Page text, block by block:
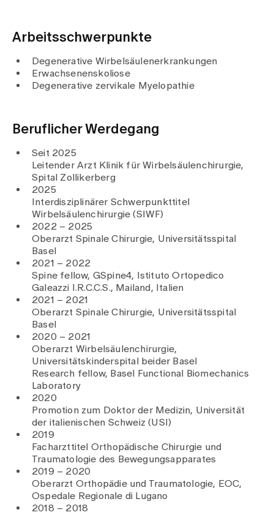
Arbeitsschwerpunkte
Degenerative Wirbelsäulenerkrankungen
Erwachsenenskoliose
Degenerative zervikale Myelopathie
Beruflicher Werdegang
Seit 2025
Leitender Arzt Klinik für Wirbelsäulenchirurgie,
Spital Zollikerberg
2025
Interdisziplinärer Schwerpunkttitel
Wirbelsäulenchirurgie (SIWF)
2022 – 2025
Oberarzt Spinale Chirurgie, Universitätsspital
Basel
2021 – 2022
Spine fellow, GSpine4, Istituto Ortopedico
Galeazzi I.R.C.C.S., Mailand, Italien
2021 – 2021
Oberarzt Spinale Chirurgie, Universitätsspital
Basel
2020 – 2021
Oberarzt Wirbelsäulenchirurgie,
Universitätskinderspital beider Basel
Research fellow, Basel Functional Biomechanics
Laboratory
2020
Promotion zum Doktor der Medizin, Universität
der italienischen Schweiz (USI)
2019
Facharzttitel Orthopädische Chirurgie und
Traumatologie des Bewegungsapparates
2019 – 2020
Oberarzt Orthopädie und Traumatologie, EOC,
Ospedale Regionale di Lugano
2018 – 2018